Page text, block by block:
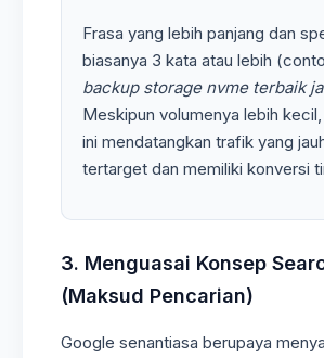
Frasa yang lebih panjang dan
biasanya 3 kata atau lebih
backup storage nvme terbaik
Meskipun volumenya lebih
ini mendatangkan trafik yang
tertarget dan memiliki konversi
3. Menguasai Konsep
(Maksud Pencarian)
Google senantiasa berupaya